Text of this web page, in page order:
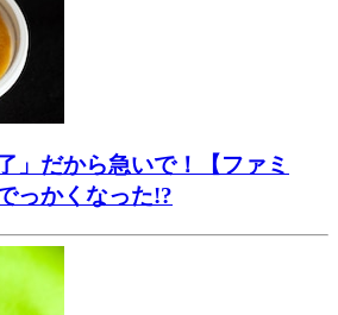
」だから急いで！【ファミ
っかくなった!?